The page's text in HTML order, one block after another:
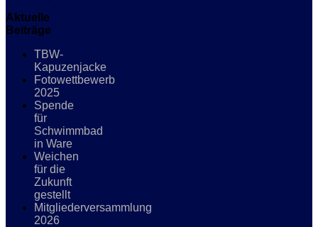
Aktuelle
Beiträge
TBW-
Kapuzenjacke
Fotowettbewerb
2025
Spende
für
Schwimmbad
in Ware
Weichen
für die
Zukunft
gestellt
Mitgliederversammlung
2026